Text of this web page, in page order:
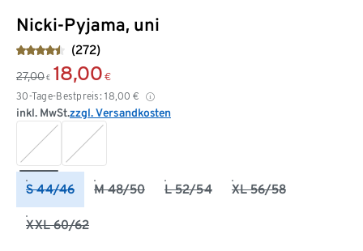
Nicki-Pyjama, uni
(272)
27,00 € 18,00 €
30-Tage-Bestpreis: 18,00 €
inkl. MwSt.zzgl. Versandkosten
S 44/46 M 48/50 L 52/54 XL 56/58
XXL 60/62